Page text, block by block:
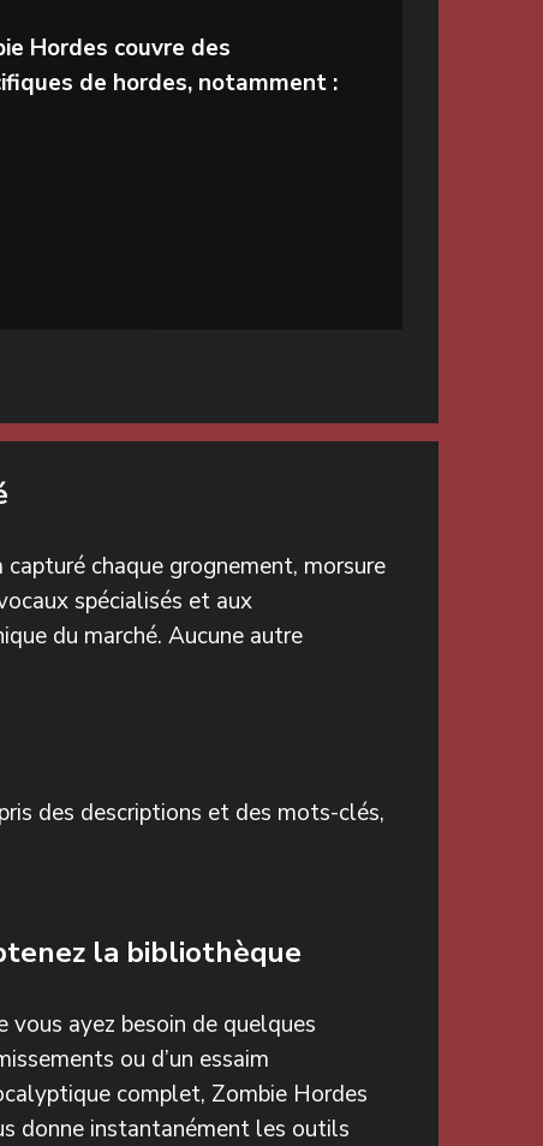
Hordes couvre des
de hordes, notamment :
chaque grognement, morsure
spécialisés et aux
du marché. Aucune autre
des descriptions et des mots-clés,
la bibliothèque
vous ayez besoin de quelques
ou d’un essaim
complet, Zombie Hordes
donne instantanément les outils